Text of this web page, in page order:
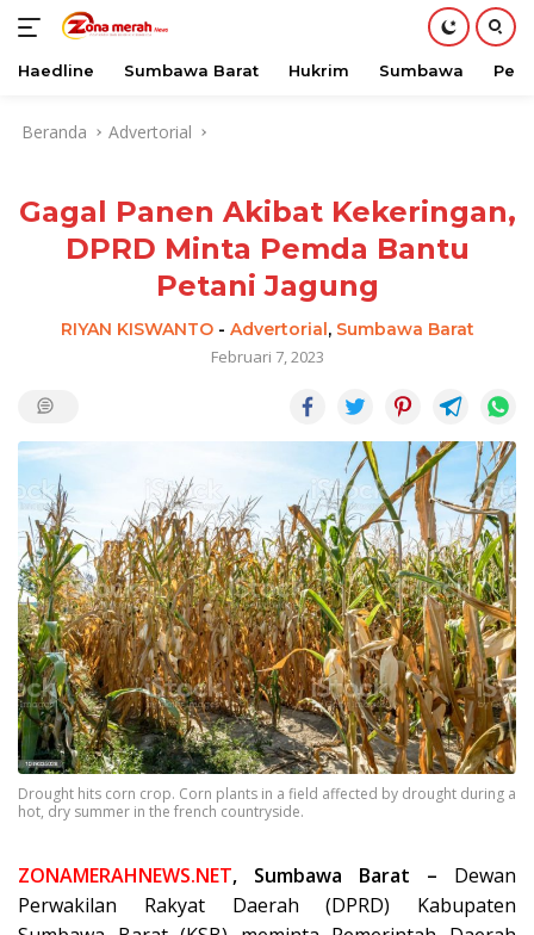
Haedline Sumbawa Barat Hukrim Sumbawa
Beranda Advertorial
Gagal Panen Akibat Kekeringan,
DPRD Minta Pemda Bantu
Petani Jagung
RIYAN KISWANTO- Advertorial, Sumbawa Barat
Februari 7, 2023
Drought hits corn crop. Corn plants in a field affected by drought during a
hot, dry summer in the french countryside.
ZONAMERAHNEWS.NET, Sumbawa Barat – Dewan
Perwakilan Rakyat Daerah (DPRD) Kabupaten